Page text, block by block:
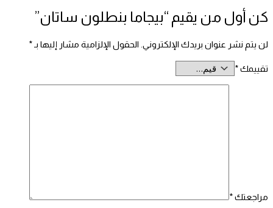
كن أول من يقيم “بيجاما بنطلون ساتان”
لن يتم نشر عنوان بريدك الإلكتروني. الحقول الإلزامية مشار إليها بـ*
تقييمك*
مراجعتك*